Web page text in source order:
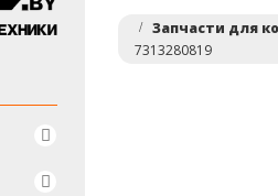
Запчасти для
7313280819